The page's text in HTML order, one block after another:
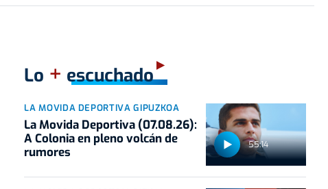
Lo + escuchado
55:14
LA MOVIDA DEPORTIVA GIPUZKOA
La Movida Deportiva (07.08.26):
A Colonia en pleno volcán de
rumores